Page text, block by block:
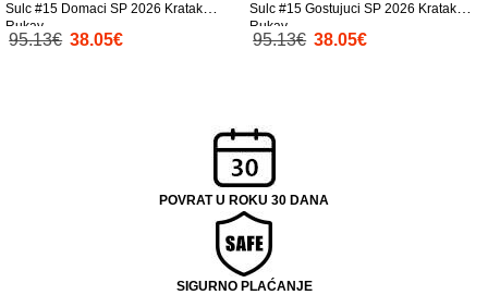
Sulc #15 Domaci SP 2026 Kratak
Rukav
95.13€ 38.05€
Sulc #15 Gostujuci SP 2026 Kratak
Rukav
95.13€ 38.05€
POVRAT U ROKU 30 DANA
SIGURNO PLAĆANJE